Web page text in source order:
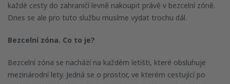
každé cesty do zahraničí levně nakoupit právě v bezcelní zóně.
Dnes se ale pro tuto službu musíme vydat trochu dál.
Bezcelní zóna. Co to je?
Bezcelní zóna se nachází na každém letišti, které obsluhuje
mezinárodní lety. Jedná se o prostor, ve kterém cestující po